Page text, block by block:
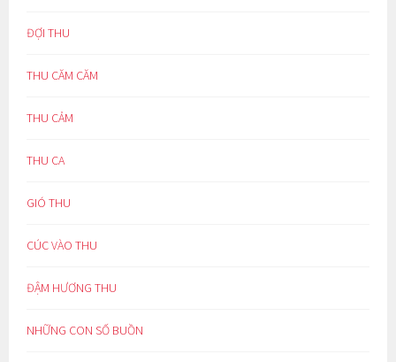
ĐỢI THU
THU CĂM CĂM
THU CẢM
THU CA
GIÓ THU
CÚC VÀO THU
ĐẬM HƯƠNG THU
NHỮNG CON SỐ BUỒN